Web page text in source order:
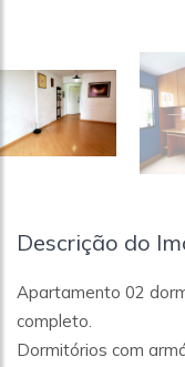
Descrição do
Apartamento 02
completo.
Dormitórios com